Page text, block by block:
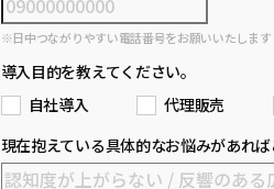
※日中つながりやすい電話番号をお願いいたします
導入目的を教えてください。
自社導入
代理販売
現在抱えている具体的なお悩みがあれば